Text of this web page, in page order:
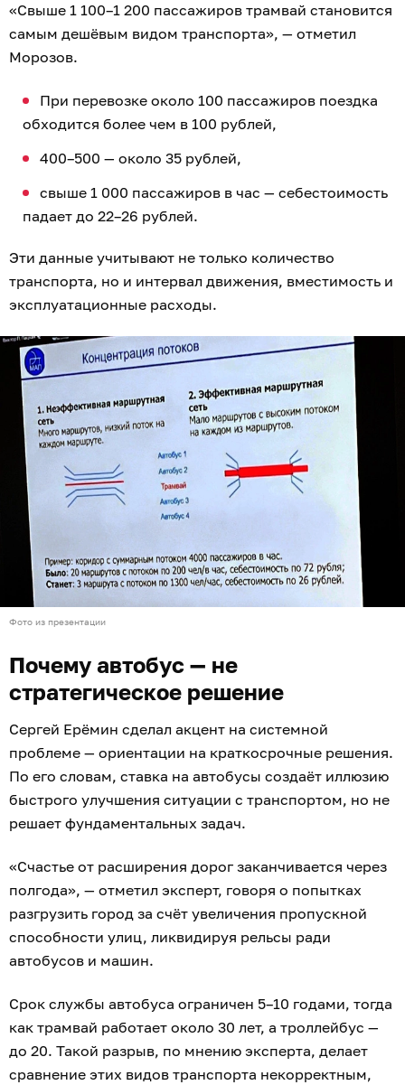
«Свыше 1 100–1 200 пассажиров трамвай становится
самым дешёвым видом транспорта», — отметил
Морозов.
При перевозке около 100 пассажиров поездка
обходится более чем в 100 рублей,
400–500 — около 35 рублей,
свыше 1 000 пассажиров в час — себестоимость
падает до 22–26 рублей.
Эти данные учитывают не только количество
транспорта, но и интервал движения, вместимость и
эксплуатационные расходы.
Фото из презентации
Почему автобус — не
стратегическое решение
Сергей Ерёмин сделал акцент на системной
проблеме — ориентации на краткосрочные решения.
По его словам, ставка на автобусы создаёт иллюзию
быстрого улучшения ситуации с транспортом, но не
решает фундаментальных задач.
«Счастье от расширения дорог заканчивается через
полгода», — отметил эксперт, говоря о попытках
разгрузить город за счёт увеличения пропускной
способности улиц, ликвидируя рельсы ради
автобусов и машин.
Срок службы автобуса ограничен 5–10 годами, тогда
как трамвай работает около 30 лет, а троллейбус —
до 20. Такой разрыв, по мнению эксперта, делает
сравнение этих видов транспорта некорректным,